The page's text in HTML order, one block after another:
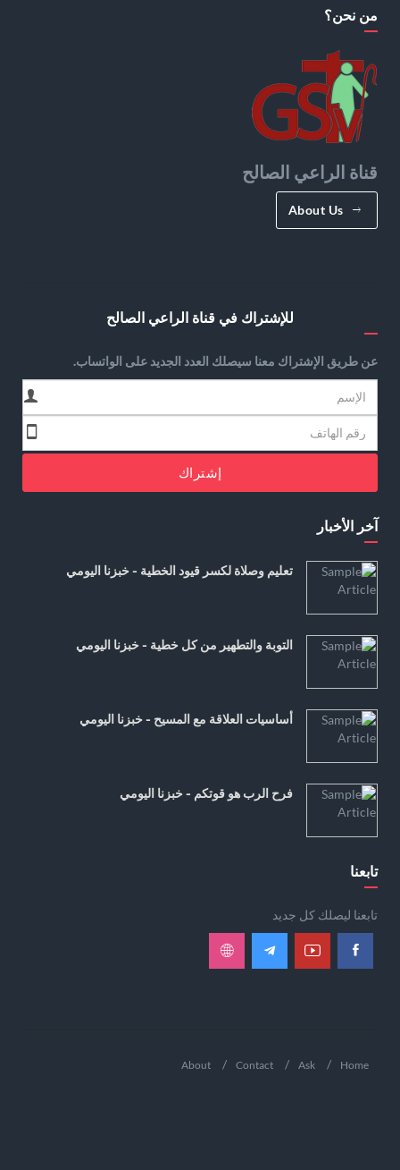
من نحن؟
قناة الراعي الصالح
About Us
للإشتراك في قناة الراعي الصالح
عن طريق الإشتراك معنا سيصلك العدد الجديد على الواتساب.
إشتراك
آخر الأخبار
تعليم وصلاة لكسر قيود الخطية - خبزنا اليومي
التوبة والتطهير من كل خطية - خبزنا اليومي
أساسيات العلاقة مع المسيح - خبزنا اليومي
فرح الرب هو قوتكم - خبزنا اليومي
تابعنا
تابعنا ليصلك كل جديد
Home
Ask
Contact
About